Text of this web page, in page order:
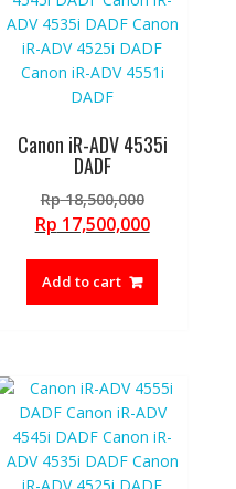
Canon iR-ADV 4535i
DADF
Rp18,500,000Original
price
Rp 17,500,000Current
Add to cart